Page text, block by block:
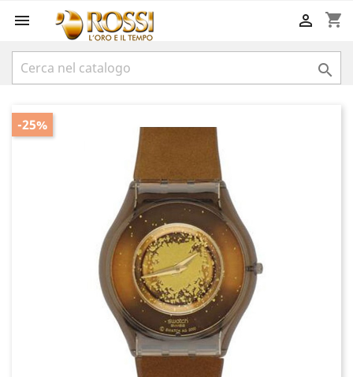
 shopping_cart


-25%